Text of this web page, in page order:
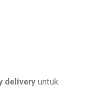
delivery untuk